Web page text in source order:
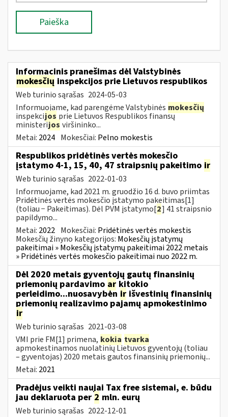
Paieška
Informacinis pranešimas dėl Valstybinės
mokesčių inspekcijos prie Lietuvos respublikos
Web turinio sąrašas 2024-05-03
Informuojame, kad parengėme Valstybinės mokesčių
inspekcijos prie Lietuvos Respublikos finansų
ministerijos viršininko...
Metai: 2024 Mokesčiai: Pelno mokestis
Respublikos pridėtinės vertės mokesčio
įstatymo 4-1, 15, 40, 47 straipsnių pakeitimo ir
Web turinio sąrašas 2022-01-03
Informuojame, kad 2021 m. gruodžio 16 d. buvo priimtas
Pridėtinės vertės mokesčio įstatymo pakeitimas[1]
(toliau − Pakeitimas). Dėl PVM įstatymo[2] 41 straipsnio
papildymo...
Metai: 2022 Mokesčiai: Pridėtinės vertės mokestis
Mokesčių žinyno kategorijos: Mokesčių įstatymų
pakeitimai » Mokesčių įstatymų pakeitimai 2022 metais
» Pridėtinės vertės mokesčio pakeitimai nuo 2022 m.
Dėl 2020 metais gyventojų gautų finansinių
priemonių pardavimo ar kitokio
perleidimo...nuosavybėn ir išvestinių finansinių
priemonių realizavimo pajamų apmokestinimo
ir
Web turinio sąrašas 2021-03-08
VMI prie FM[1] primena, kokia tvarka
apmokestinamos nuolatinių Lietuvos gyventojų (toliau
– gyventojas) 2020 metais gautos finansinių priemonių...
Metai: 2021
Pradėjus veikti naujai Tax free sistemai, e. būdu
jau deklaruota per 2 mln. eurų
Web turinio sąrašas 2022-12-01